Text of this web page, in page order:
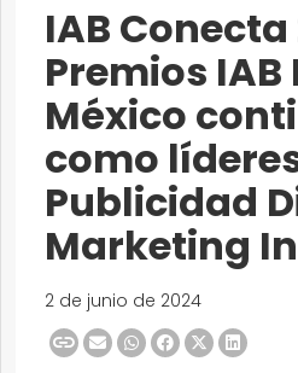
IAB Conecta
Premios IAB
México
como
Publicidad
Marketing
2 de junio de 2024